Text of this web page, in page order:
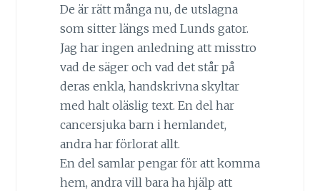
De är rätt många nu, de utslagna
som sitter längs med Lunds gator.
Jag har ingen anledning att misstro
vad de säger och vad det står på
deras enkla, handskrivna skyltar
med halt oläslig text. En del har
cancersjuka barn i hemlandet,
andra har förlorat allt.
En del samlar pengar för att komma
hem, andra vill bara ha hjälp att